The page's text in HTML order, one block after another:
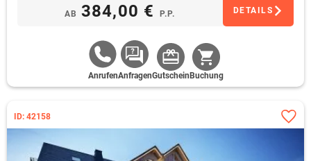
AB 384,00 € P.P. DETAILS
AnrufenAnfragenGutschein Buchung
ID: 42158